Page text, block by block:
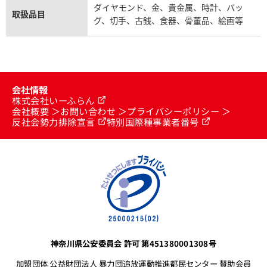
取扱品目
ダイヤモンド、金、貴金属、時計、バッ
グ、切手、古銭、食器、骨董品、絵画等
会社情報
株式会社いーふらん
会社概要
お問い合わせ
プライバシーポリシー
反社会勢力排除宣言
特別国際種事業者番号
神奈川県公安委員会 許可 第451380001308号
加盟団体 公益財団法人 暴力団追放運動推進都民センター 賛助会員